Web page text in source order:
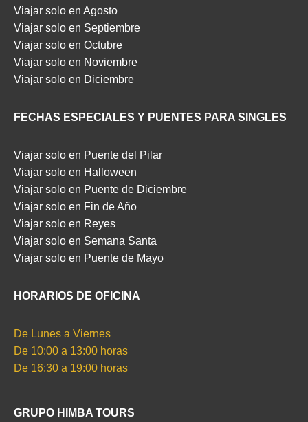
Viajar solo en Agosto
Viajar solo en Septiembre
Viajar solo en Octubre
Viajar solo en Noviembre
Viajar solo en Diciembre
FECHAS ESPECIALES Y PUENTES PARA SINGLES
Viajar solo en Puente del Pilar
Viajar solo en Halloween
Viajar solo en Puente de Diciembre
Viajar solo en Fin de Año
Viajar solo en Reyes
Viajar solo en Semana Santa
Viajar solo en Puente de Mayo
HORARIOS DE OFICINA
De Lunes a Viernes
De 10:00 a 13:00 horas
De 16:30 a 19:00 horas
GRUPO HIMBA TOURS